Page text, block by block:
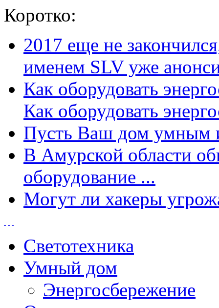
Коротко:
2017 еще не
именем SLV уже
Как оборудовать
Как оборудовать
Пусть Ваш дом умным
В Амурской области
оборудование ...
Могут ли хакеры
Светотехника
Умный дом
Энергосбережение